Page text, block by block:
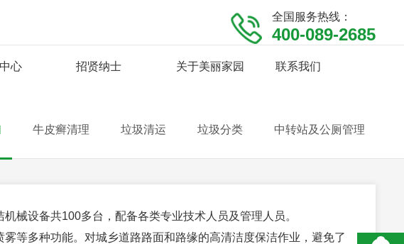
全国服务热线：
400-089-2685
心 招贤纳士 关于美丽家园 联系我们
牛皮癣清理 垃圾清运 垃圾分类 中转站及公厕管理
械设备共100多台，配备各类专业技术人员及管理人员。
等多种功能。对城乡道路路面和路缘的高清洁度保洁作业，避免了